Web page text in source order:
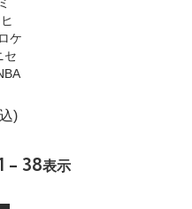
ケ
セ
)
- 38表示